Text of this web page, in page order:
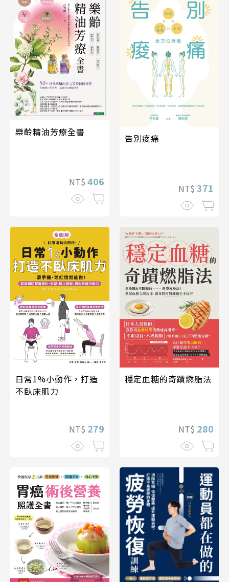
樂齡精油芳療全書
NT$ 406
告別痠痛
NT$ 371
日常1%小動作，打造
不臥床肌力
NT$ 279
穩定血糖的奇蹟燃脂法
NT$ 280